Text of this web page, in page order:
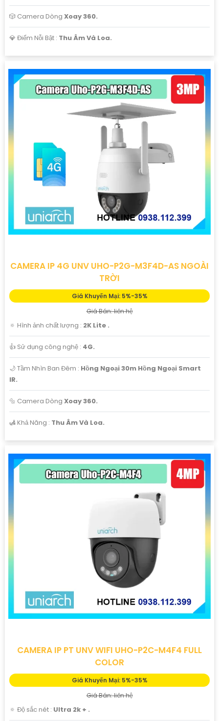
🎲 Camera Dòng Xoay 360.
️💎 Điểm Nỗi Bật : Thu Âm Và Loa.
CAMERA IP 4G UNV UHO-P2G-M3F4D-AS NGOÀI
TRỜI
Giá Khuyến Mại: 5%-35%
Giá Bán: liên hệ
🔅 Hình ảnh chất lượng : 2K Lite .
👍 Sử dụng công nghệ : 4G.
🌙 Tầm Nhìn Ban Đêm : Hồng Ngoại 30m Hồng Ngoại Smart
IR.
🔩 Camera Dòng Xoay 360.
️🛃 Khả Năng : Thu Âm Và Loa.
CAMERA IP PT UNV WIFI UHO-P2C-M4F4 FULL
COLOR
Giá Khuyến Mại: 5%-35%
Giá Bán: liên hệ
🔅 Độ sắc nét : Ultra 2k + .